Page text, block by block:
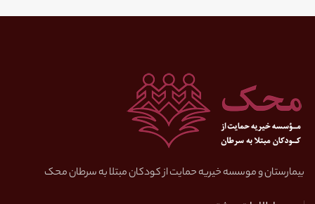
بیمارستان و موسسه خیریه حمایت از کودکان مبتلا به سرطان محک